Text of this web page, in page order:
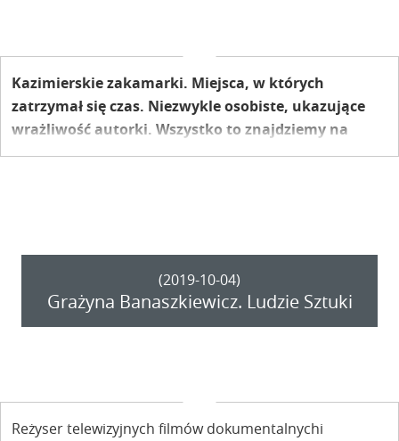
Kazimierskie zakamarki. Miejsca, w których
zatrzymał się czas. Niezwykle osobiste, ukazujące
wrażliwość autorki. Wszystko to znajdziemy na
fotografiach Katarzyny Barton prezentowanych
(2019-10-04)
Grażyna Banaszkiewicz. Ludzie Sztuki
Reżyser telewizyjnych filmów dokumentalnychi